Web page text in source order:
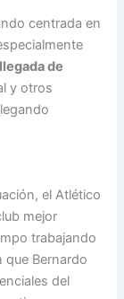
centrada en
llegada de
y otros
el Atlético
mejor
trabajando
que Bernardo
del